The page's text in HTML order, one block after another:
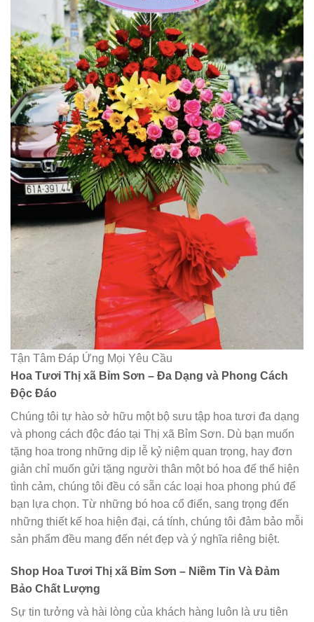
Tận Tâm Đáp Ứng Mọi Yêu Cầu
Hoa Tươi Thị xã Bỉm Sơn – Đa Dạng và Phong Cách
Độc Đáo
Chúng tôi tự hào sở hữu một bộ sưu tập hoa tươi đa dạng
và phong cách độc đáo tại Thị xã Bỉm Sơn. Dù bạn muốn
tặng hoa trong những dịp lễ kỷ niệm quan trọng, hay đơn
giản chỉ muốn gửi tặng người thân một bó hoa để thể hiện
tình cảm, chúng tôi đều có sẵn các loại hoa phong phú để
bạn lựa chọn. Từ những bó hoa cổ điển, sang trọng đến
những thiết kế hoa hiện đại, cá tính, chúng tôi đảm bảo mỗi
sản phẩm đều mang đến nét đẹp và ý nghĩa riêng biệt.
Shop Hoa Tươi Thị xã Bỉm Sơn – Niềm Tin Và Đảm
Bảo Chất Lượng
Sự tin tưởng và hài lòng của khách hàng luôn là ưu tiên